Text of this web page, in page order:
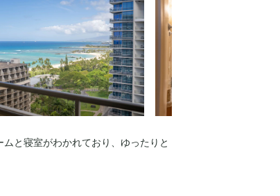
と寝室がわかれており、ゆったりと